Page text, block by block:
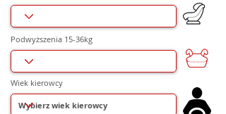
Podwyższenia 15-36kg
Wiek kierowcy